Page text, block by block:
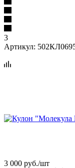
3
Артикул:
3 000 руб./шт